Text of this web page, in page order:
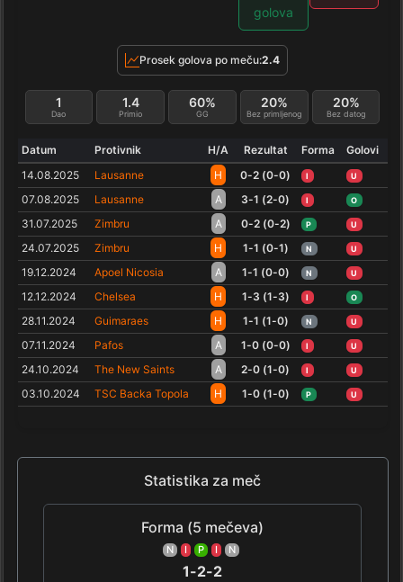
golova
Prosek golova po meču:2.4
Dao
1
Primio
1.4
GG
60%
Bez primljenog
20%
Bez datog
20%
Datum Protivnik H/A Rezultat Forma
Golovi
14.08.2025
Lausanne H 0-2 (0-0) I U
07.08.2025 Lausanne A 3-1 (2-0) I O
31.07.2025 Zimbru A 0-2 (0-2) P U
24.07.2025 Zimbru H 1-1 (0-1) N U
19.12.2024 Apoel Nicosia A 1-1 (0-0) N U
12.12.2024 Chelsea H 1-3 (1-3) I O
28.11.2024 Guimaraes H 1-1 (1-0) N U
07.11.2024 Pafos A 1-0 (0-0) I U
24.10.2024 The New Saints A 2-0 (1-0) I U
03.10.2024 TSC Backa Topola H 1-0 (1-0) P U
Statistika za meč
Forma (5 mečeva)
N I P I N
1-2-2